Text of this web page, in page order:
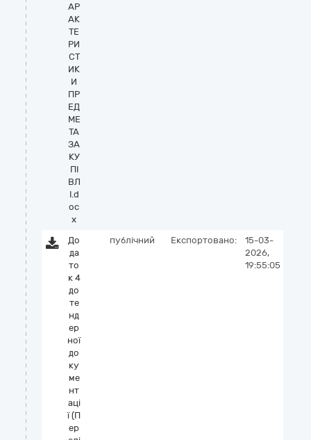
АР
АК
ТЕ
РИ
СТ
ИК
И
ПР
ЕД
МЕ
ТА
ЗА
КУ
ПІ
ВЛ
І.d
oc
x
До
да
то
к 4
до
те
нд
ер
ної
до
ку
ме
нт
аці
ї (П
ер
публічний Експортовано:
15-03-
2026,
19:55:05